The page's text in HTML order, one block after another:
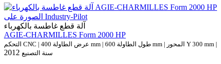
آلة قطع غاطسة بالكهرباء
AGIE-CHARMILLES Form 2000 HP
التحكم CNC | عرض الطاولة 400 mm | طول الطاولة 600 mm | المحور Y 300 mm |
سنة التصنيع